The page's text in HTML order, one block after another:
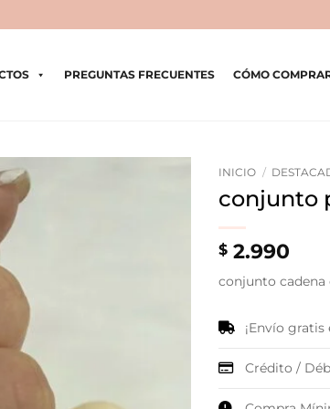
PREGUNTAS FRECUENTES CÓMO
INICIO /
conjunto
$ 2.990
conjunto cadena
¡Envío
Crédito /